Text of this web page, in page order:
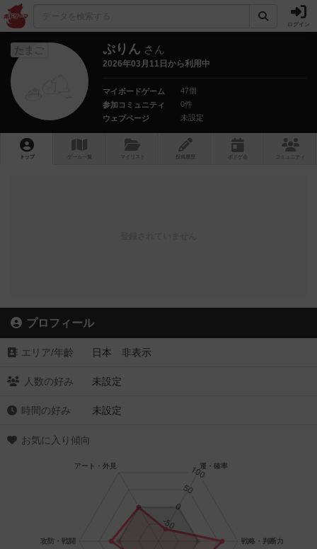
ログイン
たまご ぷりん さん
2026年03月11日から利用中
マイボードゲーム
47個
参加コミュニティ
0件
ウェブページ
未設定
トップ ゲーム一覧 マイリスト 投稿履歴 ボ ドゲ コミュニティ
プロフィール
エリア/年齡 日本 非表示
人数の好み 未設定
時間の好み 未設定
お気に入り傾向